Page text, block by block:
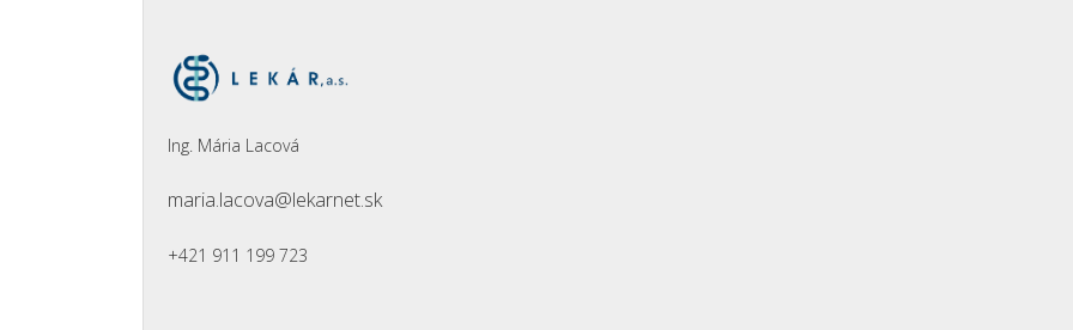
Ing. Mária Lacová
maria.lacova@lekarnet.sk
+421 911 199 723